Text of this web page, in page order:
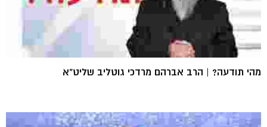
מהי תודעה? | הרב אברהם מרדכי גוטליב שליט"א